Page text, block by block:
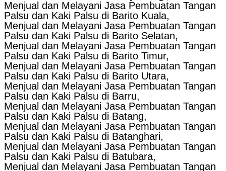
Menjual dan Melayani Jasa Pembuatan Tangan
Palsu dan Kaki Palsu di Barito Kuala,
Menjual dan Melayani Jasa Pembuatan Tangan
Palsu dan Kaki Palsu di Barito Selatan,
Menjual dan Melayani Jasa Pembuatan Tangan
Palsu dan Kaki Palsu di Barito Timur,
Menjual dan Melayani Jasa Pembuatan Tangan
Palsu dan Kaki Palsu di Barito Utara,
Menjual dan Melayani Jasa Pembuatan Tangan
Palsu dan Kaki Palsu di Barru,
Menjual dan Melayani Jasa Pembuatan Tangan
Palsu dan Kaki Palsu di Batang,
Menjual dan Melayani Jasa Pembuatan Tangan
Palsu dan Kaki Palsu di Batanghari,
Menjual dan Melayani Jasa Pembuatan Tangan
Palsu dan Kaki Palsu di Batubara,
Menjual dan Melayani Jasa Pembuatan Tangan